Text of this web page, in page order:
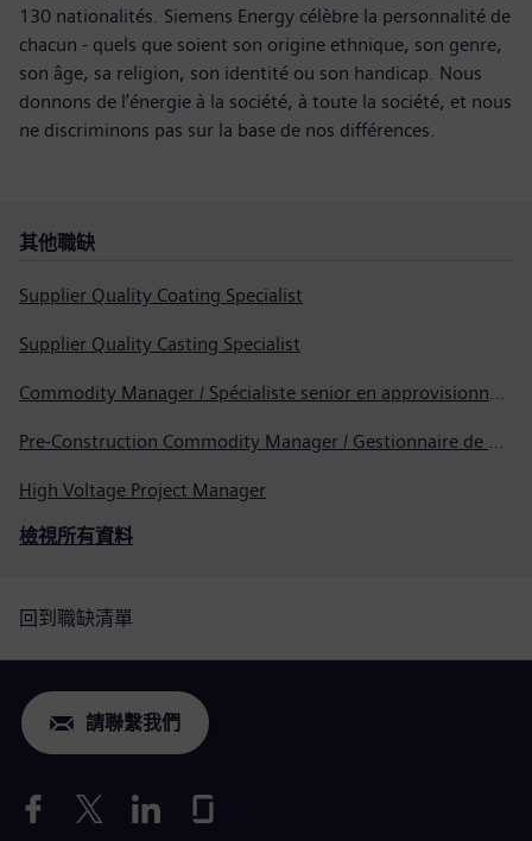
130 nationalités. Siemens Energy célèbre la personnalité de
chacun - quels que soient son origine ethnique, son genre,
son âge, sa religion, son identité ou son handicap. Nous
donnons de l’énergie à la société, à toute la société, et nous
ne discriminons pas sur la base de nos différences.
其他職缺
Supplier Quality Coating Specialist
Supplier Quality Casting Specialist
Commodity Manager / Spécialiste senior en approvisionnement
Pre-Construction Commodity Manager / Gestionnaire de produits avant la construction
High Voltage Project Manager
檢視所有資料
回到職缺清單
請聯繫我們